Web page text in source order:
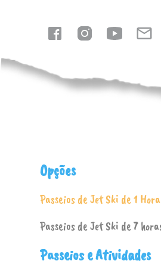
Passeios
Opções
Passeios de Jet Ski de 1 Hora
Passeios de Jet Ski de 7
Passeios e Atividades